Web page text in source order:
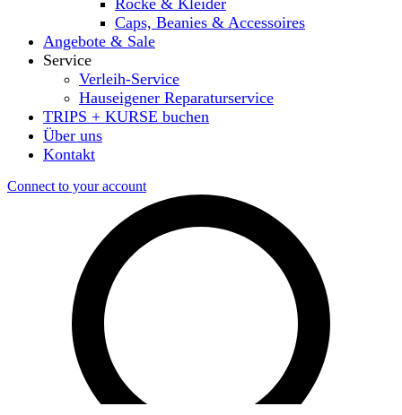
Röcke & Kleider
Caps, Beanies & Accessoires
Angebote & Sale
Service
Verleih-Service
Hauseigener Reparaturservice
TRIPS + KURSE buchen
Über uns
Kontakt
Connect to your account